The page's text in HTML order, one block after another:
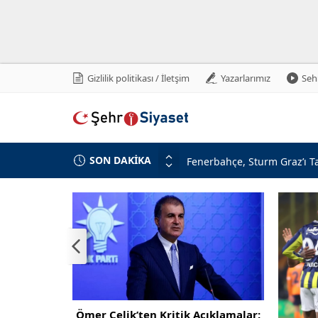
Gizlilik politikası / İletşim Yazarlarımız
SON DAKİKA
Fenerbahçe, Sturm Graz’ı
Şehit ve Gazilere Yeni
Türkiye’den İsrail’e Mescid-i
10 Soruda “Terörsüz
MHP Lideri Bahçeli’ye
MHP’li Özdemir’den İP’e
Aziz Yıldırım’a Tehdit:
Numan Kurtulmuş’tan
Kritik Açıklamalar: